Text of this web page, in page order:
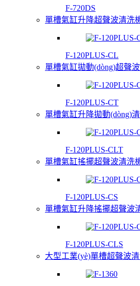
F-720DS
單槽氣缸升降超聲波清洗
F-120PLUS-CL
單槽氣缸拋動(dòng)超聲
F-120PLUS-CT
單槽氣缸升降拋動(dòng)
F-120PLUS-CLT
單槽氣缸搖擺超聲波清洗
F-120PLUS-CS
單槽氣缸升降搖擺超聲波
F-120PLUS-CLS
大型工業(yè)單槽超聲波